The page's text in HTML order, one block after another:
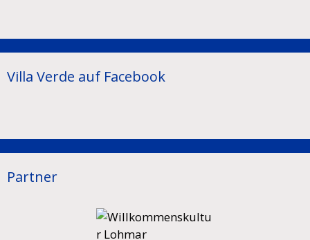
Villa Verde auf Facebook
Partner